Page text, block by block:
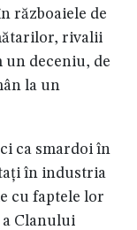
războaiele de
rivalii
deceniu, de
la un
ca smardoi în
în industria
cu faptele lor
a Clanului